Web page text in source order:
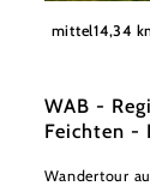
© Schloss
mittel14,34
WAB -
Feichten -
Wandertour